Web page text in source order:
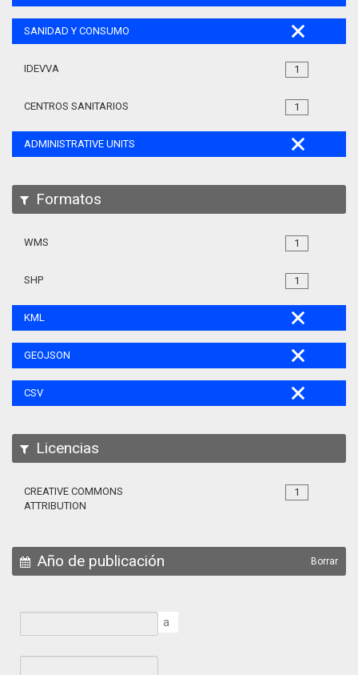
SANIDAD Y CONSUMO
1
IDEVVA
1
CENTROS SANITARIOS
ADMINISTRATIVE UNITS
Formatos
1
WMS
1
SHP
KML
GEOJSON
CSV
Licencias
1
CREATIVE COMMONS
ATTRIBUTION
Año de publicación Borrar
a